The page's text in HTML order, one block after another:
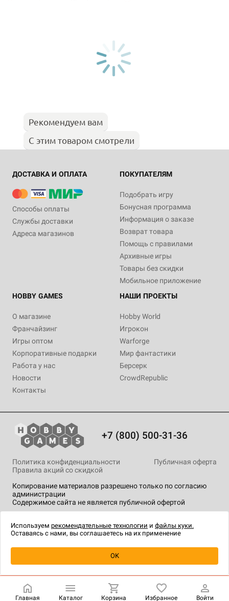
Уведомить о наличии
Рекомендуем вам
С этим товаром смотрели
ДОСТАВКА И ОПЛАТА
Способы оплаты
Службы доставки
Адреса магазинов
ПОКУПАТЕЛЯМ
Подобрать игру
Бонусная программа
Информация о заказе
Возврат товара
Помощь с правилами
Архивные игры
Товары без скидки
Мобильное приложение
HOBBY GAMES
О магазине
Франчайзинг
Игры оптом
Корпоративные подарки
Работа у нас
Новости
Контакты
НАШИ ПРОЕКТЫ
Hobby World
Игрокон
Warforge
Мир фантастики
Берсерк
CrowdRepublic
+7 (800) 500-31-36
Копирование материалов разрешено только по согласию
администрации
Содержимое сайта не является публичной офертой
Политика конфиденциальности
Публичная оферта
Правила акций со скидкой
технологии.
Главная Каталог Корзина Избранное Войти
Используем рекомендательные технологии и файлы куки.
Оставаясь с нами, вы соглашаетесь на их применение
OK